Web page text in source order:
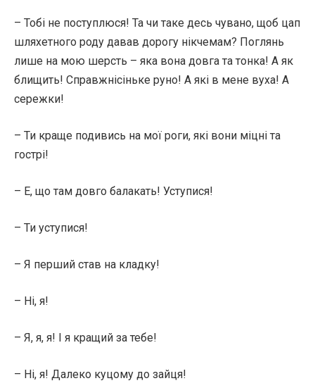
– Тобі не поступлюся! Та чи таке десь чувано, щоб цап
шляхетного роду давав дорогу нікчемам? Поглянь
лише на мою шерсть – яка вона довга та тонка! А як
блищить! Справжнісіньке руно! А які в мене вуха! А
сережки!
– Ти краще подивись на мої роги, які вони міцні та
гострі!
– Е, що там довго балакать! Уступися!
– Ти уступися!
– Я перший став на кладку!
– Ні, я!
– Я, я, я! І я кращий за тебе!
– Ні, я! Далеко куцому до зайця!